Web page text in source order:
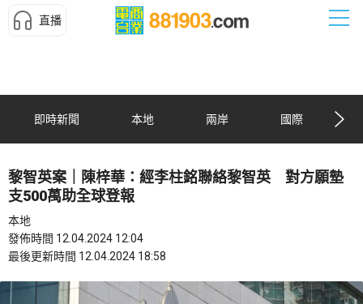
直播
即時新聞 本地 兩岸 國際
黎智英案｜陳梓華：經李柱銘聯絡黎智英 對方願墊
支500萬助全球登報
本地
發佈時間 12.04.2024 12:04
最後更新時間 12.04.2024 18:58